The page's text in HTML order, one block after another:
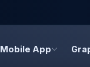
Mobile App